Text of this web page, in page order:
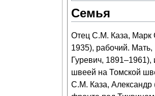
Семья
Отец С.М. Каза, Марк
1935), рабочий.
Гуревич, 1891–1961),
швеей на Томской
С.М. Каза, Александр